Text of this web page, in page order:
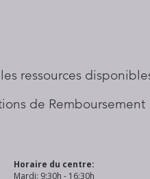
ressources
de Remboursement
Horaire du centre:
Mardi: 9:30h - 16:30h